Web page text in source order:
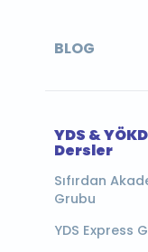
BLOG
YDS &
Dersler
Sıfırdan
Grubu
YDS Express